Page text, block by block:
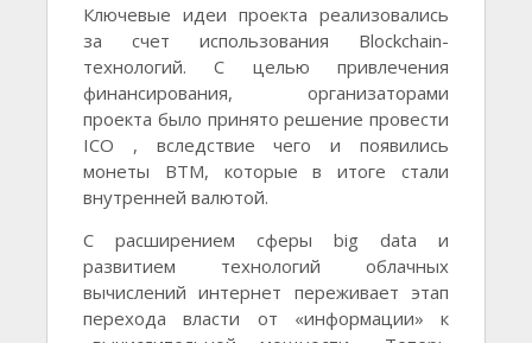
Ключевые идеи проекта реализовались
за счет использования Blockchain-
технологий. С целью привлечения
финансирования, организаторами
проекта было принято решение провести
ICO , вследствие чего и появились
монеты BTM, которые в итоге стали
внутренней валютой.
С расширением сферы big data и
развитием технологий облачных
вычислений интернет переживает этап
перехода власти от «информации» к